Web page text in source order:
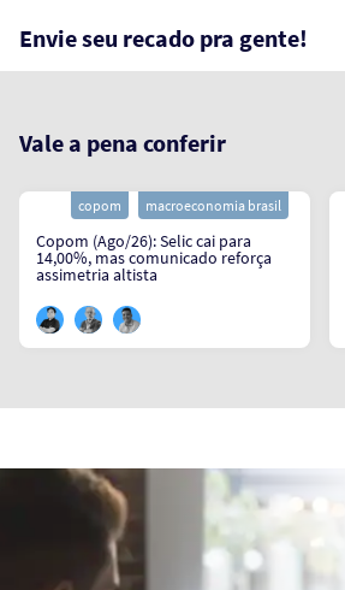
Envie seu recado pra gente!
Vale a pena conferir
copom macroeconomia brasil
Copom (Ago/26): Selic cai para
14,00%, mas comunicado reforça
assimetria altista